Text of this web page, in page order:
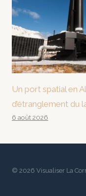
Un port spatial en
d’étranglement du
6 août 2026
© 2026 Visualiser La